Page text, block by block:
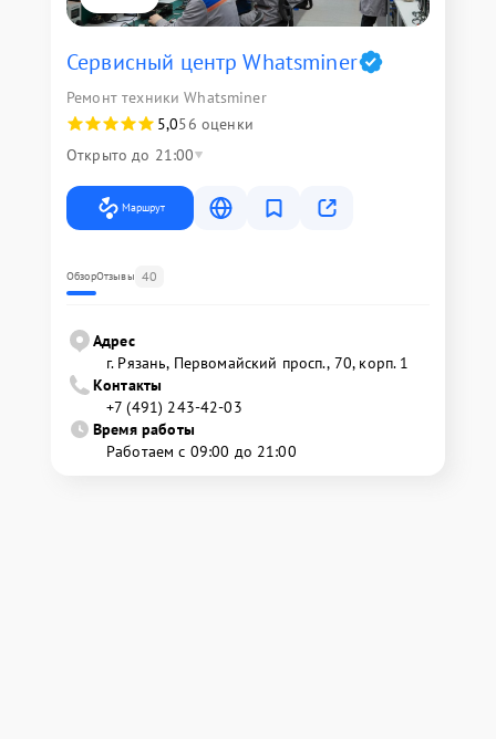
Сервисный центр Whatsminer
Ремонт техники Whatsminer
5,056 оценки
Открыто до 21:00
Маршрут
ОбзорОтзывы 40
Адрес
г. Рязань, Первомайский просп., 70, корп. 1
Контакты
+7 (491) 243-42-03
Время работы
Работаем с 09:00 до 21:00